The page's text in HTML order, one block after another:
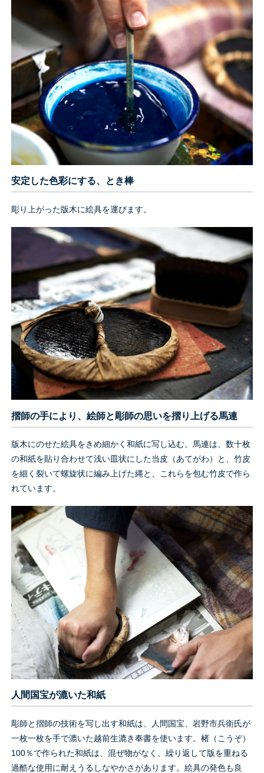
安定した色彩にする、とき棒
彫り上がった版木に絵具を運びます。
摺師の手により、絵師と彫師の思いを摺り上げる馬連
版木にのせた絵具をきめ細かく和紙に写し込む。馬連は、数十枚
の和紙を貼り合わせて浅い皿状にした当皮（あてがわ）と、竹皮
を細く裂いて螺旋状に編み上げた縄と、これらを包む竹皮で作ら
れています。
人間国宝が漉いた和紙
彫師と摺師の技術を写し出す和紙は、人間国宝、岩野市兵衛氏が
一枚一枚を手で漉いた越前生漉き奉書を使います。楮（こうぞ）
100％で作られた和紙は、混ぜ物がなく、繰り返して版を重ねる
過酷な使用に耐えうるしなやかさがあります。絵具の発色も良